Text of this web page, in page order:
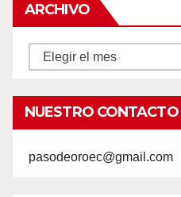
ARCHIVO
Archivo
NUESTRO CONTACTO
pasodeoroec@gmail.com